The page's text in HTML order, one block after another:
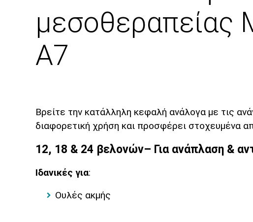
μεσοθεραπείας
A7
Βρείτε την κατάλληλη κεφαλή ανάλογα με τις
διαφορετική χρήση και προσφέρει στοχευμένα
12, 18 & 24 βελονών– Για ανάπλαση &
Ιδανικές για:
Ουλές ακμής